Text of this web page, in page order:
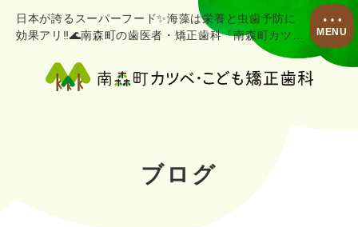
日本が誇るスーパーフード✨海藻は栄養と虫歯予防に
効果アリ‼️🌊南森町の歯医者・矯正歯科「南森町カツ
MENU
ブログ